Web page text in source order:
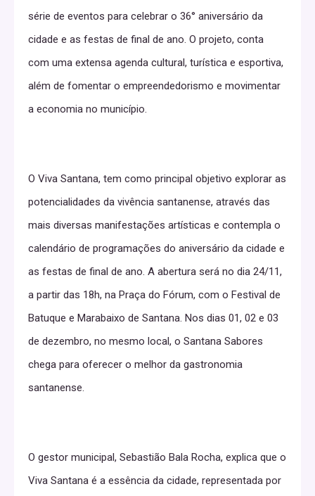
série de eventos para celebrar o 36° aniversário da
cidade e as festas de final de ano. O projeto, conta
com uma extensa agenda cultural, turística e esportiva,
além de fomentar o empreendedorismo e movimentar
a economia no município.
O Viva Santana, tem como principal objetivo explorar as
potencialidades da vivência santanense, através das
mais diversas manifestações artísticas e contempla o
calendário de programações do aniversário da cidade e
as festas de final de ano. A abertura será no dia 24/11,
a partir das 18h, na Praça do Fórum, com o Festival de
Batuque e Marabaixo de Santana. Nos dias 01, 02 e 03
de dezembro, no mesmo local, o Santana Sabores
chega para oferecer o melhor da gastronomia
santanense.
O gestor municipal, Sebastião Bala Rocha, explica que o
Viva Santana é a essência da cidade, representada por